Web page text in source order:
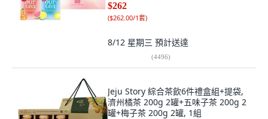
$262
($262.00/1套)
8/12 星期三 預計送達
(4496)
Jeju Story 綜合茶飲6件禮盒組+提袋,
濟州橘茶 200g 2罐+五味子茶 200g 2
罐+梅子茶 200g 2罐, 1組